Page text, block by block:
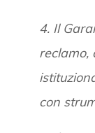
4. Il
reclamo,
con